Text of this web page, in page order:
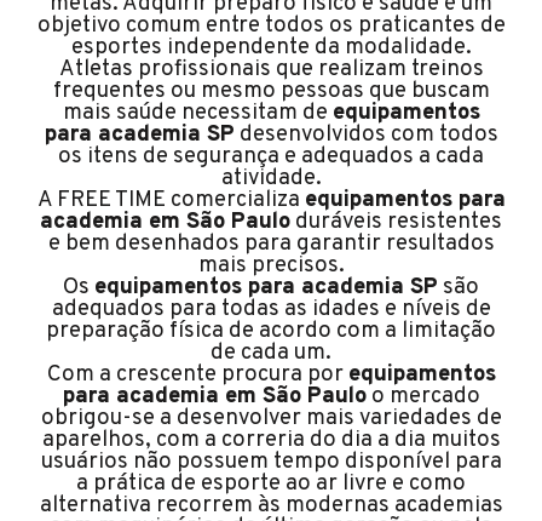
objetivo comum entre todos os praticantes de
esportes independente da modalidade.
Atletas profissionais que realizam treinos
frequentes ou mesmo pessoas que buscam
mais saúde necessitam de equipamentos
para academia SP desenvolvidos com todos
os itens de segurança e adequados a cada
atividade.
A FREE TIME comercializa equipamentos para
academia em São Paulo duráveis resistentes
e bem desenhados para garantir resultados
mais precisos.
Os equipamentos para academia SP são
adequados para todas as idades e níveis de
preparação física de acordo com a limitação
de cada um.
Com a crescente procura por equipamentos
para academia em São Pauloo mercado
obrigou-se a desenvolver mais variedades de
aparelhos, com a correria do dia a dia muitos
usuários não possuem tempo disponível para
a prática de esporte ao ar livre e como
alternativa recorrem às modernas academias